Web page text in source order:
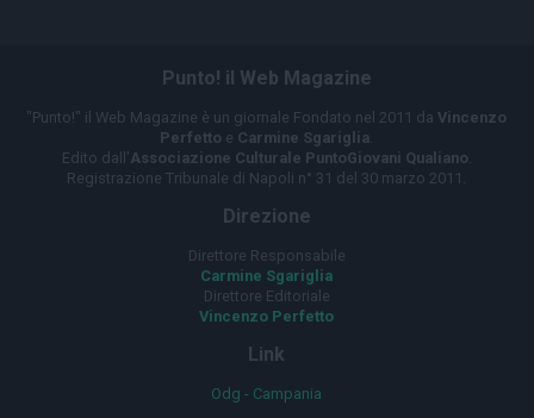
Punto! il Web Magazine
"Punto!" il Web Magazine è un giornale Fondato nel 2011 da Vincenzo
Perfetto e Carmine Sgariglia
Edito dall'Associazione Culturale PuntoGiovani Qualiano
Registrazione Tribunale di Napoli n° 31 del 30 marzo 2011.
Direzione
Direttore Responsabile
Carmine Sgariglia
Direttore Editoriale
Vincenzo Perfetto
Link
Odg - Campania